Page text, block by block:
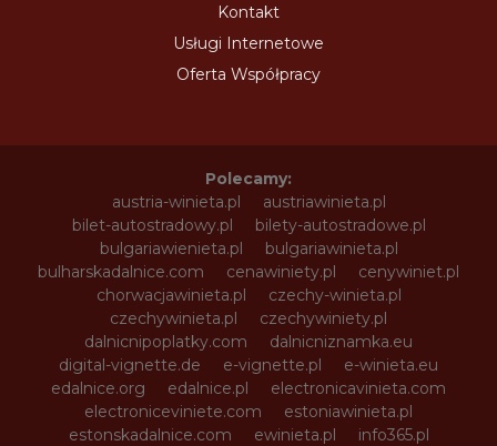
Kontakt
Usługi Internetowe
Oferta Współpracy
Polecamy:
austria-winieta.pl
austriawinieta.pl
bilet-autostradowy.pl
bilety-autostradowe.pl
bulgariawienieta.pl
bulgariawinieta.pl
bulharskadalnice.com
cenawiniety.pl
cenywiniet.pl
chorwacjawinieta.pl
czechy-winieta.pl
czechywinieta.pl
czechywiniety.pl
dalnicnipoplatky.com
dalnicniznamka.eu
digital-vignette.de
e-vignette.pl
e-winieta.eu
edalnice.org
edalnice.pl
electronicavinieta.com
electroniceviniete.com
estoniawinieta.pl
estonskadalnice.com
ewinieta.pl
info365.pl